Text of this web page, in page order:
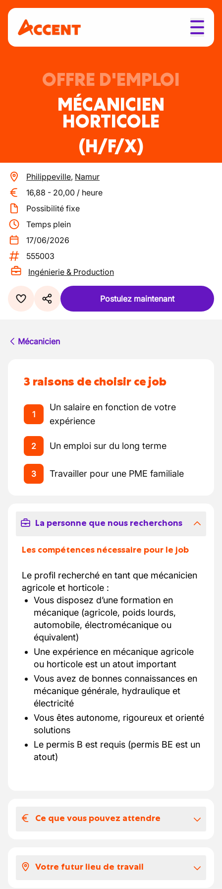
OFFRE D'EMPLOI
MÉCANICIEN
HORTICOLE
(H/F/X)
Philippeville, Namur
16,88 - 20,00 / heure
Possibilité fixe
Temps plein
17/06/2026
555003
Ingénierie & Production
Postulez maintenant
Mécanicien
3 raisons de choisir ce job
1
Un salaire en fonction de votre
expérience
2 Un emploi sur du long terme
3 Travailler pour une PME familiale
La personne que nous recherchons
Les compétences nécessaire pour le job
Le profil recherché en tant que mécanicien
agricole et horticole :
Vous disposez d’une formation en
mécanique (agricole, poids lourds,
automobile, électromécanique ou
équivalent)
Une expérience en mécanique agricole
ou horticole est un atout important
Vous avez de bonnes connaissances en
mécanique générale, hydraulique et
électricité
Vous êtes autonome, rigoureux et orienté
solutions
Le permis B est requis (permis BE est un
atout)
Ce que vous pouvez attendre
Un salaire en fonction de votre
Votre futur lieu de travail